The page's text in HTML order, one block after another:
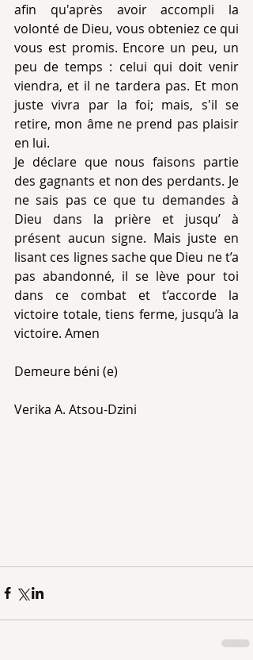
afin qu'après avoir accompli la
volonté de Dieu, vous obteniez ce qui
vous est promis. Encore un peu, un
peu de temps : celui qui doit venir
viendra, et il ne tardera pas. Et mon
juste vivra par la foi; mais, s'il se
retire, mon âme ne prend pas plaisir
en lui.
Je déclare que nous faisons partie
des gagnants et non des perdants. Je
ne sais pas ce que tu demandes à
Dieu dans la prière et jusqu’ à
présent aucun signe. Mais juste en
lisant ces lignes sache que Dieu ne t’a
pas abandonné, il se lève pour toi
dans ce combat et t’accorde la
victoire totale, tiens ferme, jusqu’à la
victoire. Amen
Demeure béni (e)
Verika A. Atsou-Dzini